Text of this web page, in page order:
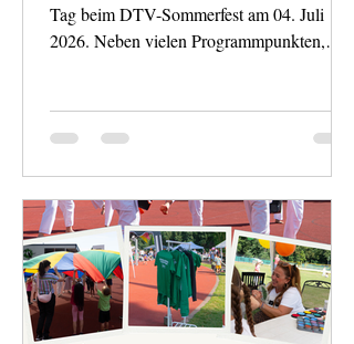
Tag beim DTV-Sommerfest am 04. Juli
2026. Neben vielen Programmpunkten,
Kommt vorbei und probiert es aus!! Eine
tolle Gelegenheit, etwas Neues zu erleben
und gemeinsam einen schönen Tag am
DTV Staufenplatz zu verbringen. Wir
freuen uns auf euch!